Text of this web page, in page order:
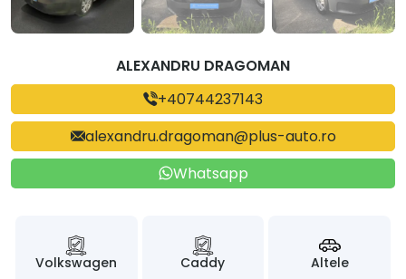
ALEXANDRU DRAGOMAN
+40744237143
alexandru.dragoman@plus-auto.ro
Whatsapp
Volkswagen Caddy Altele